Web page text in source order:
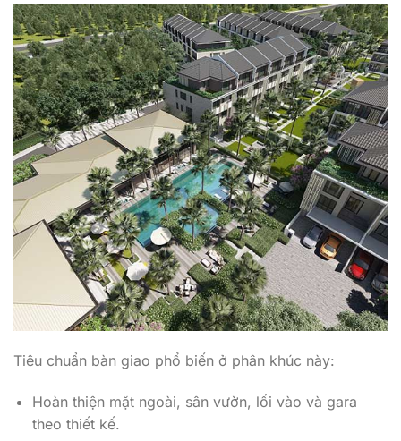
Tiêu chuẩn bàn giao phổ biến ở phân khúc này:
Hoàn thiện mặt ngoài, sân vườn, lối vào và gara
Hoàn thiện nội thất cơ bản chất lượng cao: sàn gỗ,
thiết bị vệ sinh cao cấp, hệ thống đèn, công tắc ổn